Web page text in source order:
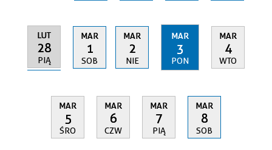
LUT
28
PIĄ
MAR
1
SOB
MAR
2
NIE
MAR
3
PON
MAR
4
WTO
MAR
5
ŚRO
MAR
6
CZW
MAR
7
PIĄ
MAR
8
SOB